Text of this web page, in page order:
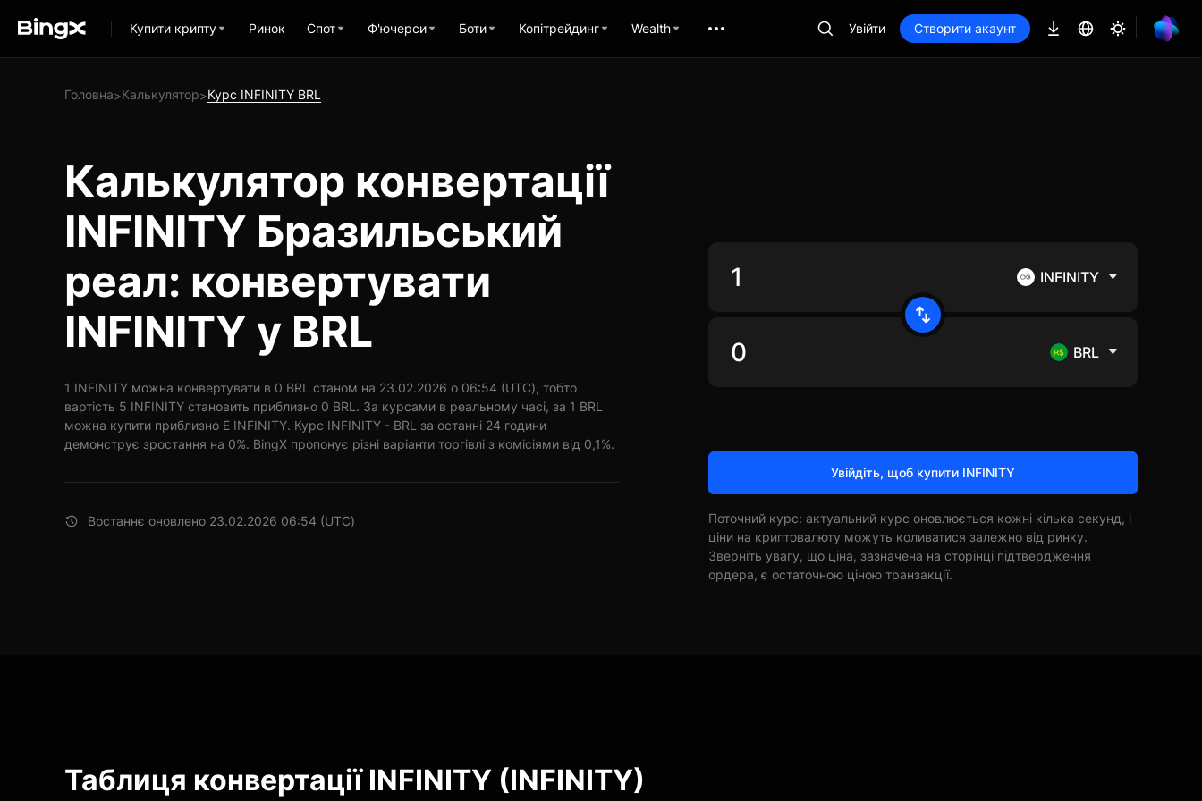
Купити крипту Ринок Спот Ф'ючерси Боти Копітрейдинг Wealth Увійти Створити акаунт
Головна>Калькулятор>Курс INFINITY BRL
Калькулятор конвертації
INFINITY Бразильський
реал: конвертувати
INFINITY у BRL
1 INFINITY можна конвертувати в 0 BRL станом на 23.02.2026 о 06:54 (UTC), тобто
вартість 5 INFINITY становить приблизно 0 BRL. За курсами в реальному часі, за 1 BRL
можна купити приблизно E INFINITY. Курс INFINITY - BRL за останні 24 години
демонструє зростання на 0%. BingX пропонує різні варіанти торгівлі з комісіями від 0,1%.
Востаннє оновлено 23.02.2026 06:54 (UTC)
INFINITY
BRL
Увійдіть, щоб купити INFINITY
Поточний курс: актуальний курс оновлюється кожні кілька секунд, і
ціни на криптовалюту можуть коливатися залежно від ринку.
Зверніть увагу, що ціна, зазначена на сторінці підтвердження
ордера, є остаточною ціною транзакції.
Таблиця конвертації INFINITY (INFINITY)